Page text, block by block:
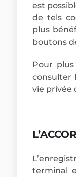
est
de tels
plus
boutons
Pour
consulter
vie privée
terminal